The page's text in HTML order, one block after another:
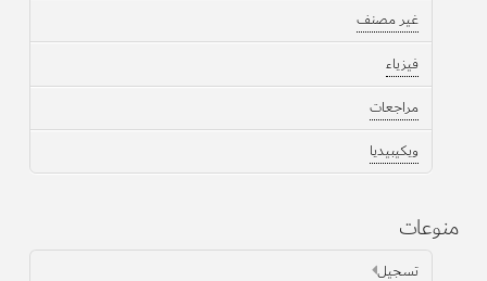
غير مصنف
فيزياء
مراجعات
ويكيبيديا
منوعات
تسجيل